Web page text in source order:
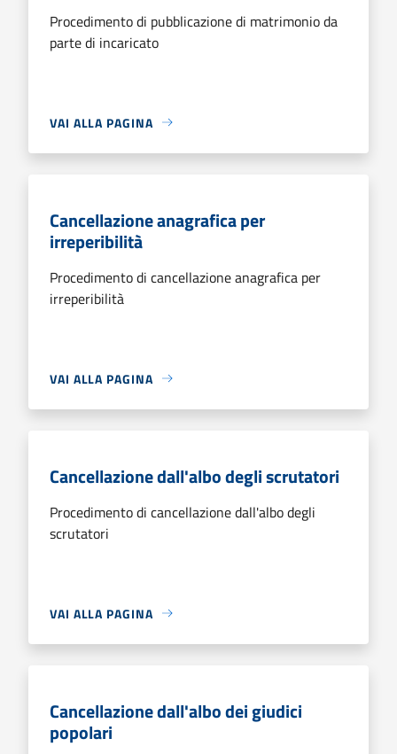
Procedimento di pubblicazione di matrimonio da
parte di incaricato
VAI ALLA PAGINA
Cancellazione anagrafica per
irreperibilità
Procedimento di cancellazione anagrafica per
irreperibilità
VAI ALLA PAGINA
Cancellazione dall'albo degli scrutatori
Procedimento di cancellazione dall'albo degli
scrutatori
VAI ALLA PAGINA
Cancellazione dall'albo dei giudici
popolari